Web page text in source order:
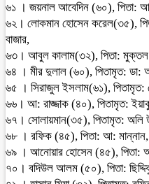
৬১ । জয়নাল আবেদিন (৬০), পিতা:
৬২। লোকমান হোসেন করেল(৩৫),
বাজার,
৬৩। আবুল কালাম(৩২), পিতা: মুক্তল
৬৪ । মীর দুলাল (৬০), পিতামৃত: ডা:
৬৫ । সিরাজুল ইসলাম(৬১),
৬৬। আ: রাজ্জাক (৪০), পিতামৃত:
৬৭। সোলায়মান(৩৫), পিতামৃত: অলি
৬৮ । রফিক (৪৫), পিতা: আ: মান্নান,
৬৯ । আনোয়ার হোসেন (৪৫), পিতা:
৭০। বদিউল আলম (৫০), পিতা: